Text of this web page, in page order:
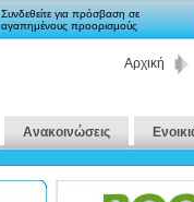
Συνδεθείτε για πρόσβαση σε
αγαπημένους προορισμούς
Αρχική
Ανακοινώσεις